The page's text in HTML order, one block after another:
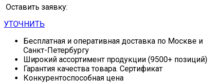
Оставить заявку:
УТОЧНИТЬ
Бесплатная и оперативная доставка по Москве и
Санкт-Петербургу
Широкий ассортимент продукции (9500+ позиций)
Гарантия качества товара. Сертификат
Конкурентоспособная цена